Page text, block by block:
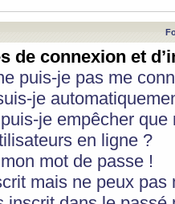
de connexion et
puis-je pas me
je
je empêcher
en ligne ?
mot de passe !
mais ne peux pas